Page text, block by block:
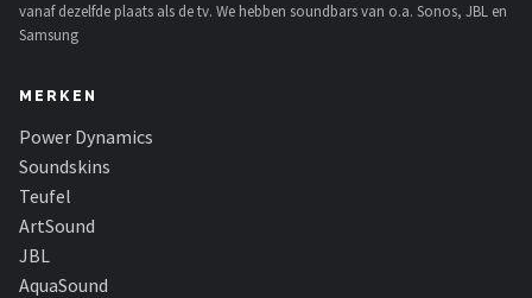
AquaSound
Dali
Ultimea
vanaf dezelfde plaats als de tv. We hebben soundbars van o.a. Sonos, JBL en
Samsung
MERKEN
Power Dynamics
Soundskins
Teufel
ArtSound
JBL
AquaSound